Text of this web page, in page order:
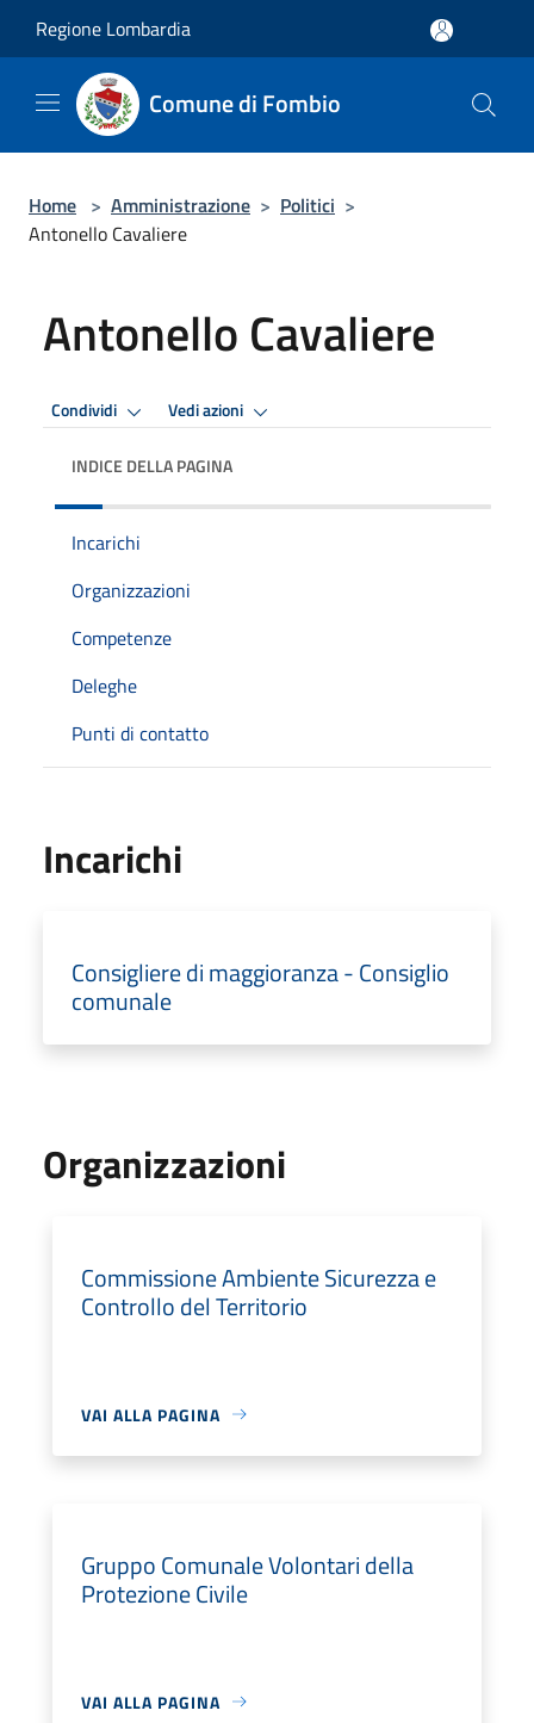
Regione Lombardia
Comune di Fombio
Home > Amministrazione > Politici >
Antonello Cavaliere
Antonello Cavaliere
Condividi Vedi azioni
INDICE DELLA PAGINA
Incarichi
Organizzazioni
Competenze
Deleghe
Punti di contatto
Incarichi
Consigliere di maggioranza - Consiglio
comunale
Organizzazioni
Commissione Ambiente Sicurezza e
Controllo del Territorio
VAI ALLA PAGINA
Gruppo Comunale Volontari della
Protezione Civile
VAI ALLA PAGINA